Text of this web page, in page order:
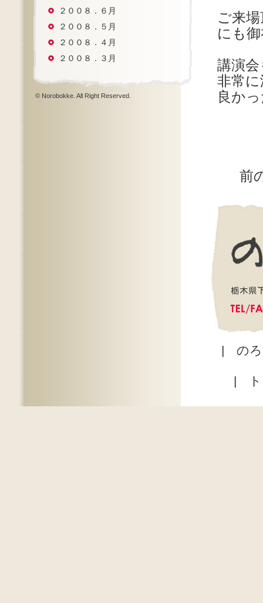
２００８．６月
２００８．５月
２００８．４月
２００８．３月
© Norobokke. All Right Reserved.
ご来
にも
講演
非常
良か
前
| の
|